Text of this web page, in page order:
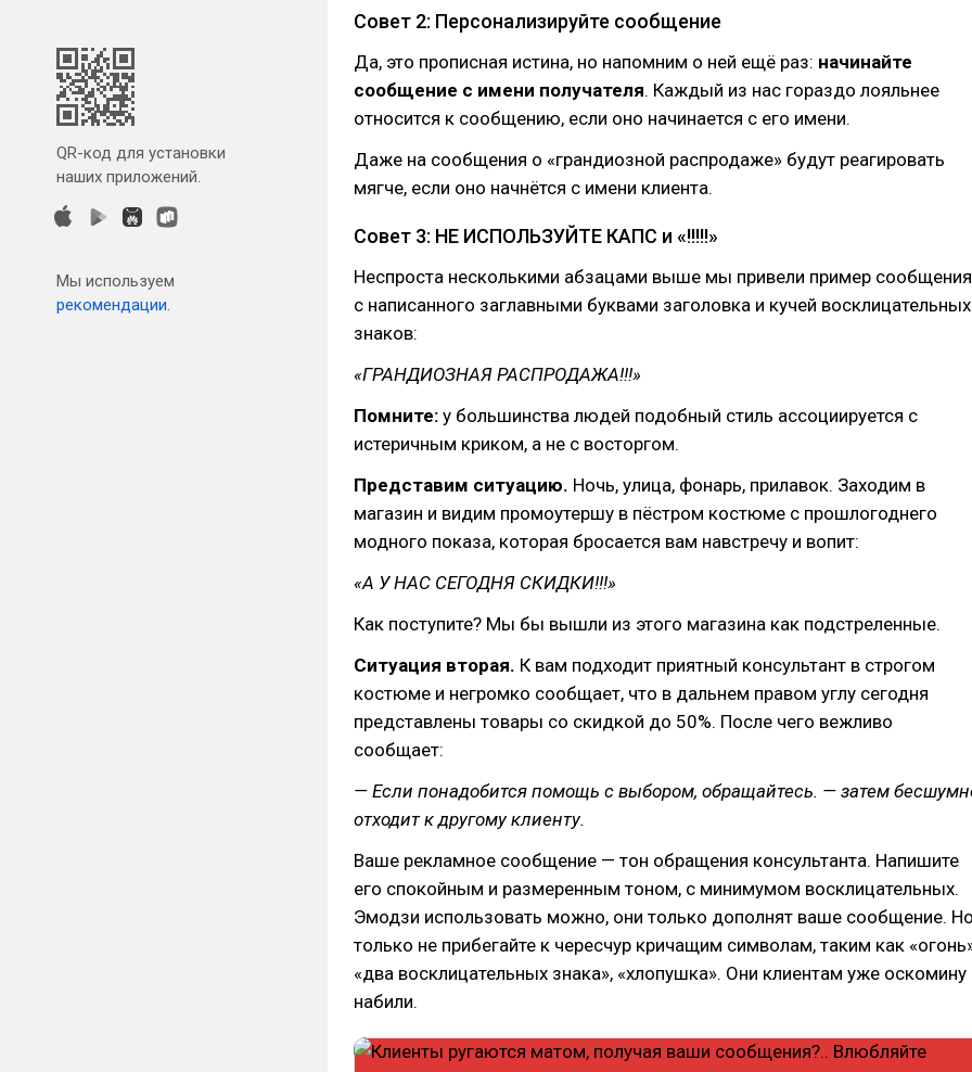
QR-код для установки
наших приложений.
Мы используем
рекомендации.
Совет 2: Персонализируйте сообщение
Да, это прописная истина, но напомним о ней ещё раз: начинайте
сообщение с имени получателя. Каждый из нас гораздо лояльнее
относится к сообщению, если оно начинается с его имени.
Даже на сообщения о «грандиозной распродаже» будут реагировать
мягче, если оно начнётся с имени клиента.
Совет 3: НЕ ИСПОЛЬЗУЙТЕ КАПС и «!!!!!»
Неспроста несколькими абзацами выше мы привели пример
с написанного заглавными буквами заголовка и кучей восклицательных
знаков:
«ГРАНДИОЗНАЯ РАСПРОДАЖА!!!»
Помните: у большинства людей подобный стиль ассоциируется с
истеричным криком, а не с восторгом.
Представим ситуацию. Ночь, улица, фонарь, прилавок. Заходим в
магазин и видим промоутершу в пёстром костюме с прошлогоднего
модного показа, которая бросается вам навстречу и вопит:
«А У НАС СЕГОДНЯ СКИДКИ!!!»
Как поступите? Мы бы вышли из этого магазина как подстреленные.
Ситуация вторая. К вам подходит приятный консультант в строгом
костюме и негромко сообщает, что в дальнем правом углу сегодня
представлены товары со скидкой до 50%. После чего вежливо
сообщает:
— Если понадобится помощь с выбором, обращайтесь. — затем
отходит к другому клиенту.
Ваше рекламное сообщение — тон обращения консультанта. Напишите
его спокойным и размеренным тоном, с минимумом восклицательных.
Эмодзи использовать можно, они только дополнят ваше сообщение.
только не прибегайте к чересчур кричащим символам, таким как
«два восклицательных знака», «хлопушка». Они клиентам уже оскомину
набили.